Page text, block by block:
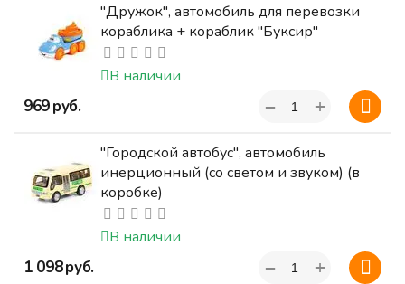
"Дружок", автомобиль для перевозки
кораблика + кораблик "Буксир"
В наличии
‍969‍руб. +
−
"Городской автобус", автомобиль
инерционный (со светом и звуком) (в
коробке)
В наличии
‍1 098‍руб. +
−